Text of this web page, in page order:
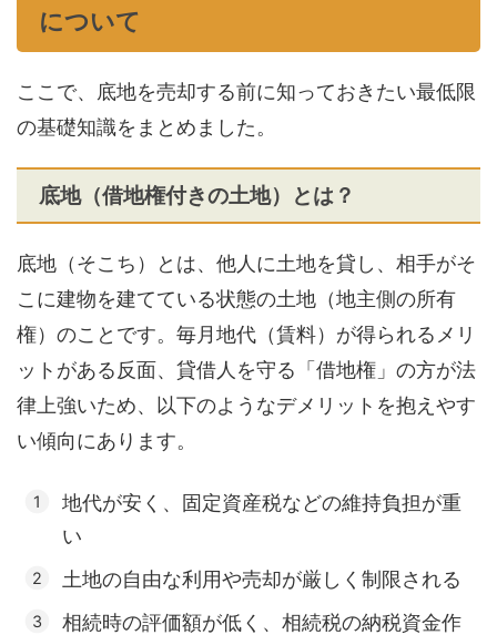
について
ここで、底地を売却する前に知っておきたい最低限
の基礎知識をまとめました。
底地（借地権付きの土地）とは？
底地（そこち）とは、他人に土地を貸し、相手がそ
こに建物を建てている状態の土地（地主側の所有
権）のことです。毎月地代（賃料）が得られるメリ
ットがある反面、貸借人を守る「借地権」の方が法
律上強いため、以下のようなデメリットを抱えやす
い傾向にあります。
地代が安く、固定資産税などの維持負担が重
い
土地の自由な利用や売却が厳しく制限される
相続時の評価額が低く、相続税の納税資金作